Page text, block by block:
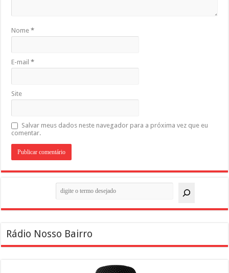
Nome*
E-mail*
Site
Salvar meus dados neste navegador para a próxima vez que eu
comentar.
Rádio Nosso Bairro